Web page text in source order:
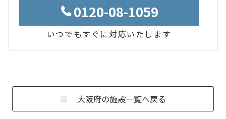
0120-08-1059
いつでもすぐに対応いたします
大阪府の施設一覧へ戻る